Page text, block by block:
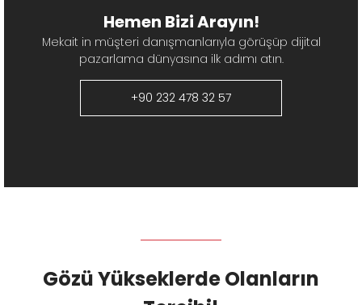
Hemen Bizi Arayın!
Mekait in müşteri danışmanlarıyla görüşüp dijital
pazarlama dünyasına ilk adımı atın.
+90 232 478 32 57
Gözü Yükseklerde Olanların